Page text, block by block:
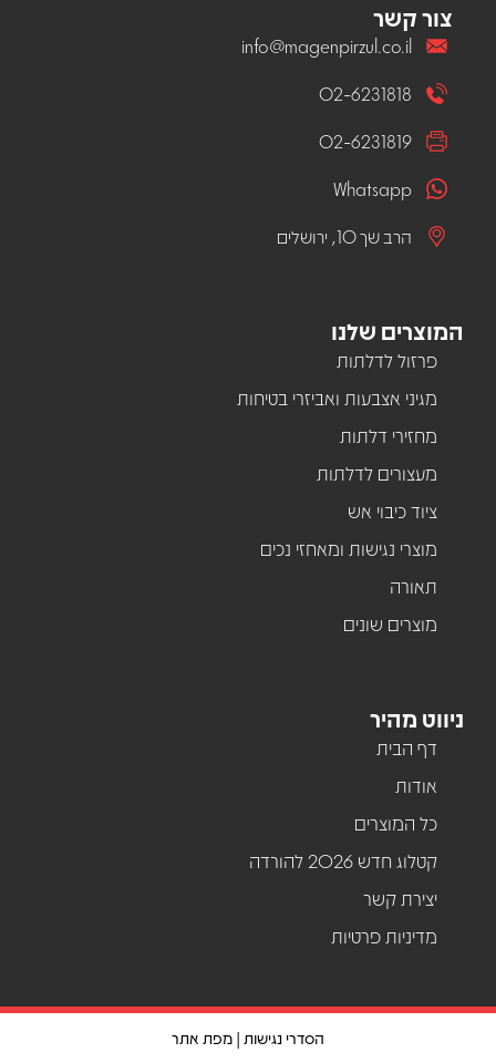
ניווט מהיר
דף הבית
אודות
כל המוצרים
קטלוג חדש 2026 להורדה
יצירת קשר
מדיניות פרטיות
המוצרים שלנו
פרזול לדלתות
מגיני אצבעות ואביזרי בטיחות
מחזירי דלתות
מעצורים לדלתות
ציוד כיבוי אש
מוצרי נגישות ומאחזי נכים
תאורה
מוצרים שונים
צור קשר
info@magenpirzul.co.il
02-6231818
02-6231819
Whatsapp
הרב שך 10, ירושלים
הסדרי נגישות | מפת אתר